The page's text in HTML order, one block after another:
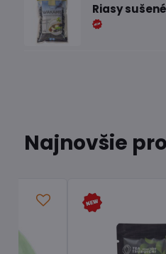
Riasy sušené
Najnovšie